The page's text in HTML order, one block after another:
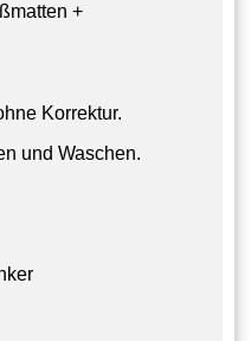
+
Korrektur.
und Waschen.